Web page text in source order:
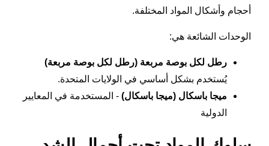
أحجام وأشكال المواد المختلفة.
الوحدات الشائعة هي:
رطل لكل بوصة مربعة (رطل لكل بوصة مربعة)
يُستخدم بشكل أساسي في الولايات المتحدة.
ميجا باسكال (ميجا باسكال) - المستخدمة في المعايير
الدولية